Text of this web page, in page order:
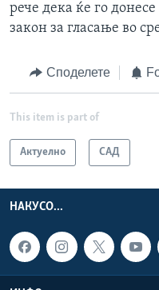
рече дека ќе го
закон за гласање во
Споделете
This item is part of
Актуелно САД
НАКУСО...